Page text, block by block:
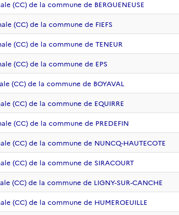
(CC) de la commune de BERGUENEUSE
(CC) de la commune de FIEFS
(CC) de la commune de TENEUR
(CC) de la commune de EPS
(CC) de la commune de BOYAVAL
(CC) de la commune de EQUIRRE
(CC) de la commune de PREDEFIN
(CC) de la commune de NUNCQ-HAUTECOTE
(CC) de la commune de SIRACOURT
(CC) de la commune de LIGNY-SUR-CANCHE
(CC) de la commune de HUMEROEUILLE